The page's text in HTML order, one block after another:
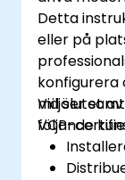
Detta
eller på
konfigurera
miljöer
VCP-
Vid slutet
följande